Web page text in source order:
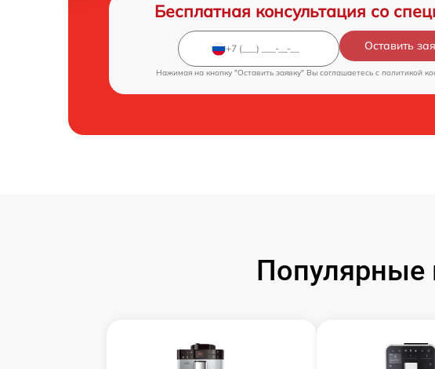
Бесплатная консультация со
Оставить
Нажимая на кнопку "Оставить заявку" Вы соглашаетесь c политикой